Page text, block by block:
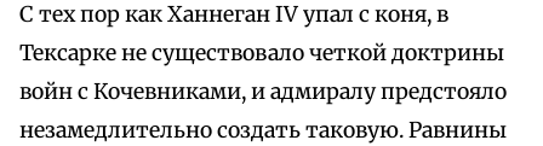
С тех пор как Ханнеган IV упал с коня, в
Тексарке не существовало четкой доктрины
войн с Кочевниками, и адмиралу предстояло
незамедлительно создать таковую. Равнины